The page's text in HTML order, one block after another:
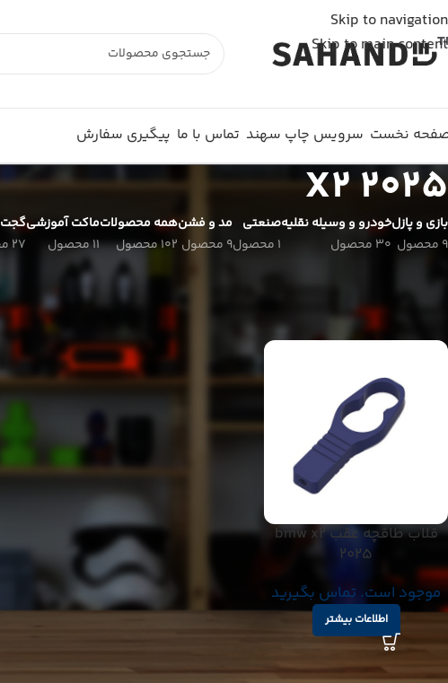
Skip to navigation
Skip to main content
نخست سرویس چاپ سهند تماس با ما پیگیری سفارش
X2 2025
بازی و پازل
9 محصول
خودرو و وسیله نقلیه
30 محصول
صنعتی
1 محصول
مد و فشن
9 محصول
همه محصولات
102 محصول
ماکت آموزشی
11 محصول
گجت
27 محصول
قلاب طاقچه عقب bmw x2
2025
موجود است. تماس بگیرید
اطلاعات بیشتر